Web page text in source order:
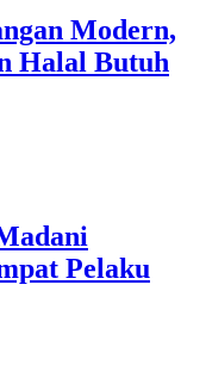
Modern,
Halal Butuh
Pelaku